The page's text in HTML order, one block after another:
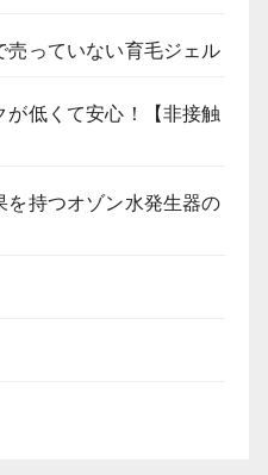
売っていない育毛ジェル
が低くて安心！【非接触
を持つオゾン水発生器の